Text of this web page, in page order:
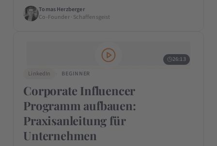
Tomas Herzberger
Co-Founder · Schaffensgeist
26:13
LinkedIn
BEGINNER
Corporate Influencer
Programm aufbauen:
Praxisanleitung für
Unternehmen